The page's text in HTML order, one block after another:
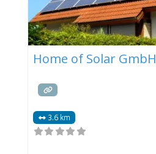
Home of Solar GmbH
3.6 km